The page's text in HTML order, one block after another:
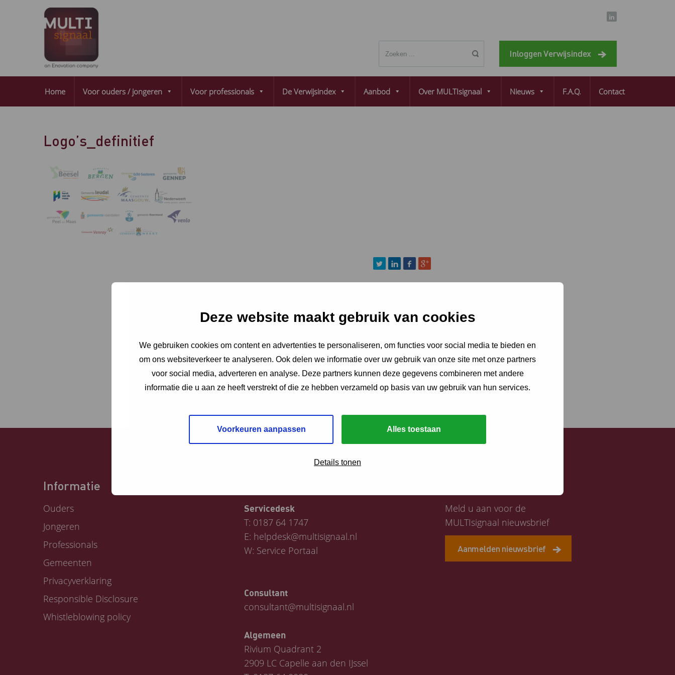
Deze website maakt gebruik van cookies
We gebruiken cookies om content en advertenties te personaliseren, om functies voor social media te bieden en
om ons websiteverkeer te analyseren. Ook delen we informatie over uw gebruik van onze site met onze partners
voor social media, adverteren en analyse. Deze partners kunnen deze gegevens combineren met andere
informatie die u aan ze heeft verstrekt of die ze hebben verzameld op basis van uw gebruik van hun services.
Voorkeuren aanpassen Alles toestaan
Details tonen
Inloggen Verwijsindex
Home Voor ouders / jongeren Voor professionals De Verwijsindex Aanbod Over MULTIsignaal Nieuws F.A.Q. Contact
Logo’s_definitief
Informatie
Ouders
Jongeren
Professionals
Gemeenten
Privacyverklaring
Responsible Disclosure
Whistleblowing policy
Servicedesk
T: 0187 64 1747
E: helpdesk@multisignaal.nl
W: Service Portaal
Consultant
consultant@multisignaal.nl
Algemeen
Rivium Quadrant 2
2909 LC Capelle aan den IJssel
Meld u aan voor de
MULTIsignaal nieuwsbrief
Aanmelden nieuwsbrief